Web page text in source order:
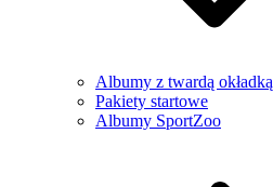
Albumy z twardą okładką
Pakiety startowe
Albumy SportZoo